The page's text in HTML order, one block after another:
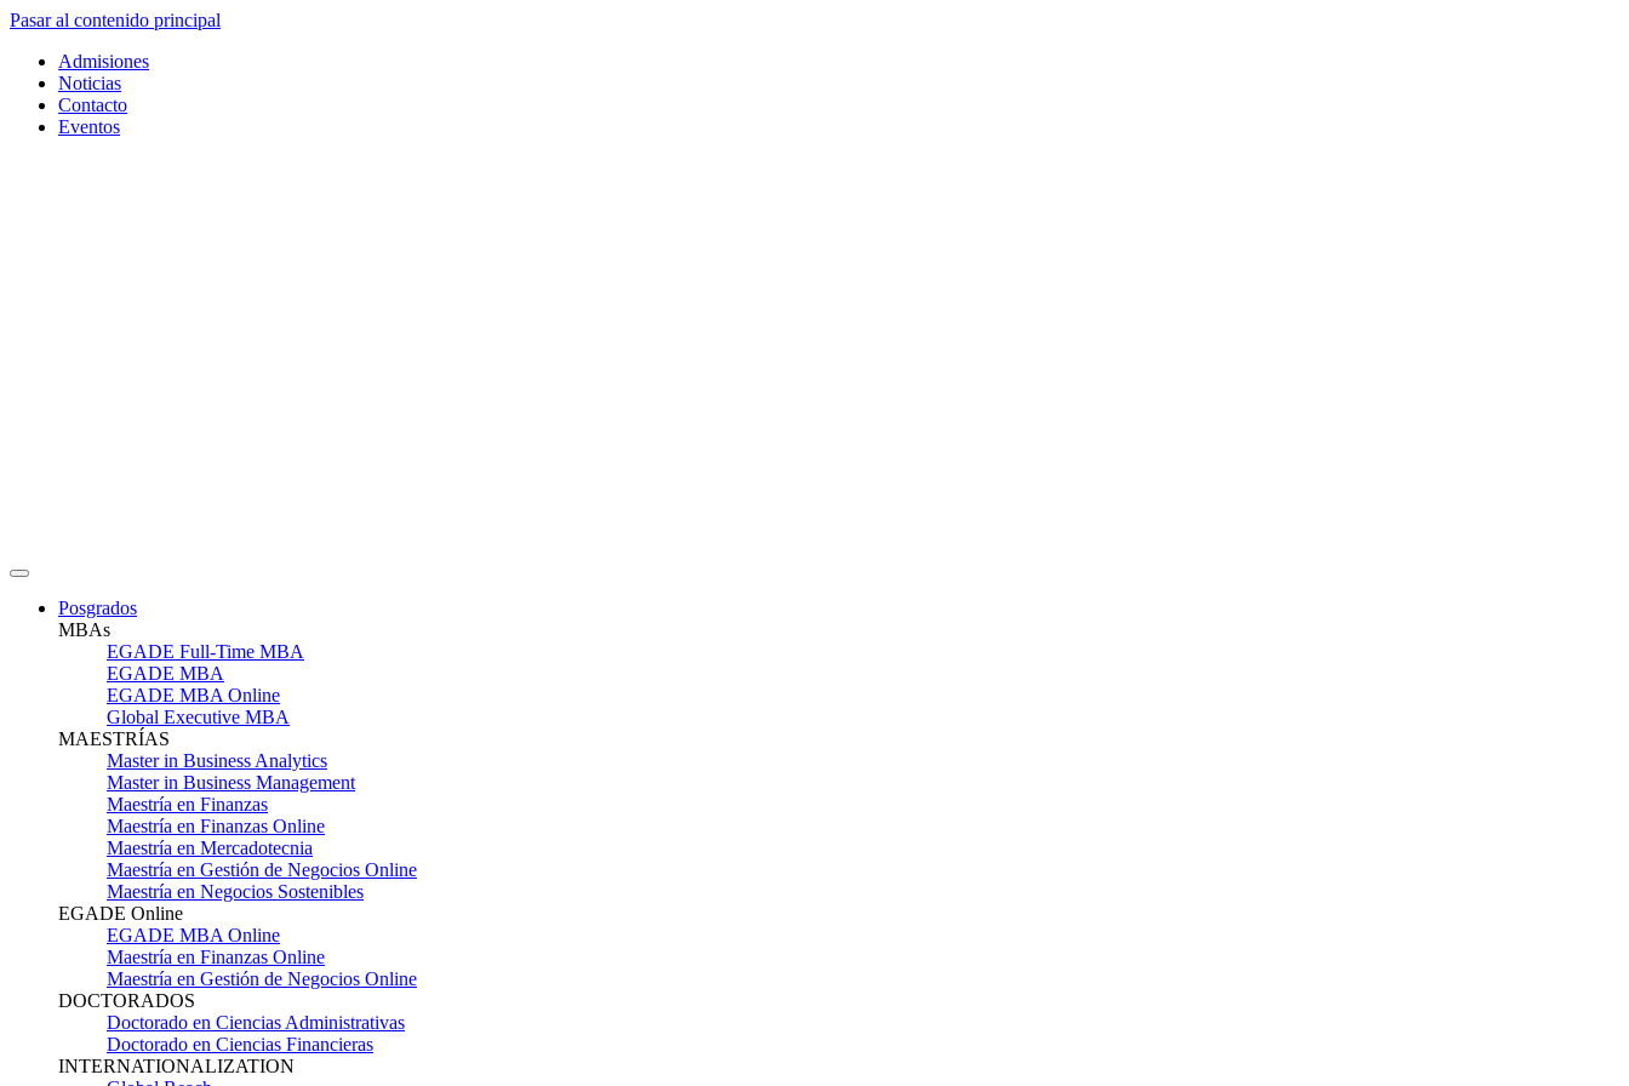
Pasar al contenido principal
Admisiones
Noticias
Contacto
Eventos
Posgrados
MBAs
EGADE Full-Time MBA
EGADE MBA
EGADE MBA Online
Global Executive MBA
MAESTRÍAS
Master in Business Analytics
Master in Business Management
Maestría en Finanzas
Maestría en Finanzas Online
Maestría en Mercadotecnia
Maestría en Gestión de Negocios Online
Maestría en Negocios Sostenibles
EGADE Online
EGADE MBA Online
Maestría en Finanzas Online
Maestría en Gestión de Negocios Online
DOCTORADOS
Doctorado en Ciencias Administrativas
Doctorado en Ciencias Financieras
INTERNATIONALIZATION